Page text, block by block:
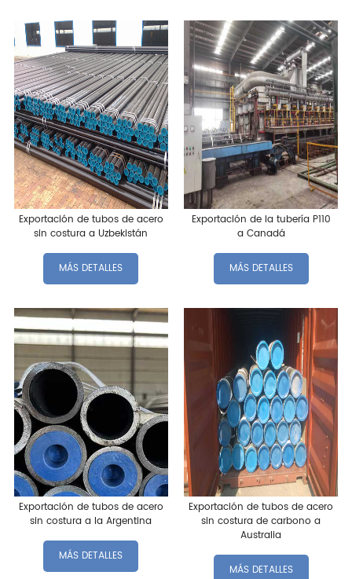
Exportación de tubos de acero
sin costura a Uzbekistán
MÁS DETALLES
Exportación de la tubería P110
a Canadá
MÁS DETALLES
Exportación de tubos de acero
sin costura a la Argentina
MÁS DETALLES
Exportación de tubos de acero
sin costura de carbono a
Australia
MÁS DETALLES